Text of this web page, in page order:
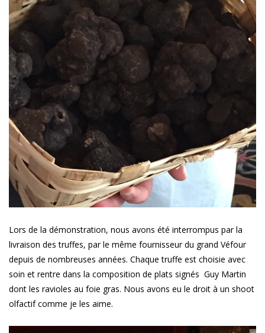
Lors de la démonstration, nous avons été interrompus par la
livraison des truffes, par le même fournisseur du grand Véfour
depuis de nombreuses années. Chaque truffe est choisie avec
soin et rentre dans la composition de plats signés Guy Martin
dont les ravioles au foie gras. Nous avons eu le droit à un shoot
olfactif comme je les aime.